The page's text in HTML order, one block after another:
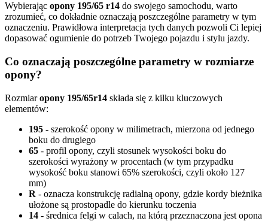
Wybierając opony 195/65 r14 do swojego samochodu, warto
zrozumieć, co dokładnie oznaczają poszczególne parametry w tym
oznaczeniu. Prawidłowa interpretacja tych danych pozwoli Ci lepiej
dopasować ogumienie do potrzeb Twojego pojazdu i stylu jazdy.
Co oznaczają poszczególne parametry w rozmiarze
opony?
Rozmiaropony 195/65r14 składa się z kilku kluczowych
elementów:
195 - szerokość opony w milimetrach, mierzona od jednego
boku do drugiego
65 - profil opony, czyli stosunek wysokości boku do
szerokości wyrażony w procentach (w tym przypadku
wysokość boku stanowi 65% szerokości, czyli około 127
mm)
R - oznacza konstrukcję radialną opony, gdzie kordy bieżnika
ułożone są prostopadle do kierunku toczenia
14 - średnica felgi w calach, na którą przeznaczona jest opona